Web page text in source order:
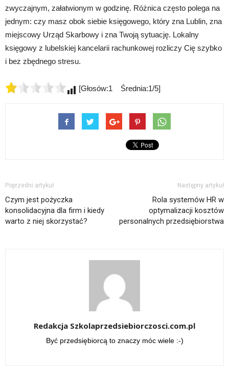
zwyczajnym, załatwionym w godzinę. Różnica często polega na
jednym: czy masz obok siebie księgowego, który zna Lublin, zna
miejscowy Urząd Skarbowy i zna Twoją sytuację. Lokalny
księgowy z lubelskiej kancelarii rachunkowej rozliczy Cię szybko
i bez zbędnego stresu.
[Głosów:1 Średnia:1/5]
Poprzedni artykuł
Czym jest pożyczka
konsolidacyjna dla firm i kiedy
warto z niej skorzystać?
Następny artykuł
Rola systemów HR w
optymalizacji kosztów
personalnych przedsiębiorstwa
Redakcja Szkolaprzedsiebiorczosci.com.pl
Być przedsiębiorcą to znaczy móc wiele :-)